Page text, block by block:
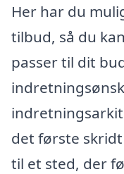
Her har du
tilbud, så du
passer til dit
det første
til et sted, der